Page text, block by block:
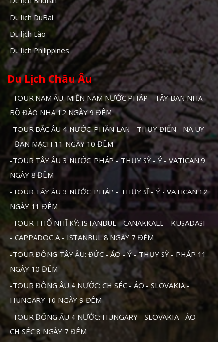
Du lịch DuBai
Du lịch Lào
Du lịch Philippines
Du Lịch Châu Âu
-TOUR NAM ÂU: MIỀN NAM NƯỚC PHÁP - TÂY BAN NHA -
BỒ ĐÀO NHA 12 NGÀY 9 ĐÊM
-TOUR BẮC ÂU 4 NƯỚC: PHẦN LAN - THỤY ĐIỂN - NA UY
- ĐAN MẠCH 11 NGÀY 10 ĐÊM
-TOUR TÂY ÂU 3 NƯỚC: PHÁP - THỤY SỸ - Ý - VATICAN 9
NGÀY 8 ĐÊM
-TOUR TÂY ÂU 3 NƯỚC: PHÁP - THỤY SĨ - Ý - VATICAN 12
NGÀY 11 ĐÊM
-TOUR THỔ NHĨ KỲ: ISTANBUL - CANAKKALE - KUSADASI
- CAPPADOCIA - ISTANBUL 8 NGÀY 7 ĐÊM
-TOUR ĐÔNG TÂY ÂU: ĐỨC - ÁO - Ý - THỤY SỸ - PHÁP 11
NGÀY 10 ĐÊM
-TOUR ĐÔNG ÂU 4 NƯỚC: CH SÉC - ÁO - SLOVAKIA -
HUNGARY 10 NGÀY 9 ĐÊM
-TOUR ĐÔNG ÂU 4 NƯỚC: HUNGARY - SLOVAKIA - ÁO -
CH SÉC 8 NGÀY 7 ĐÊM